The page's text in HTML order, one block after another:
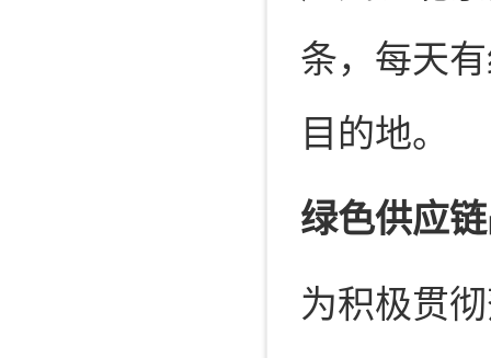
条，每天
目的地。
绿色供应
为积极贯